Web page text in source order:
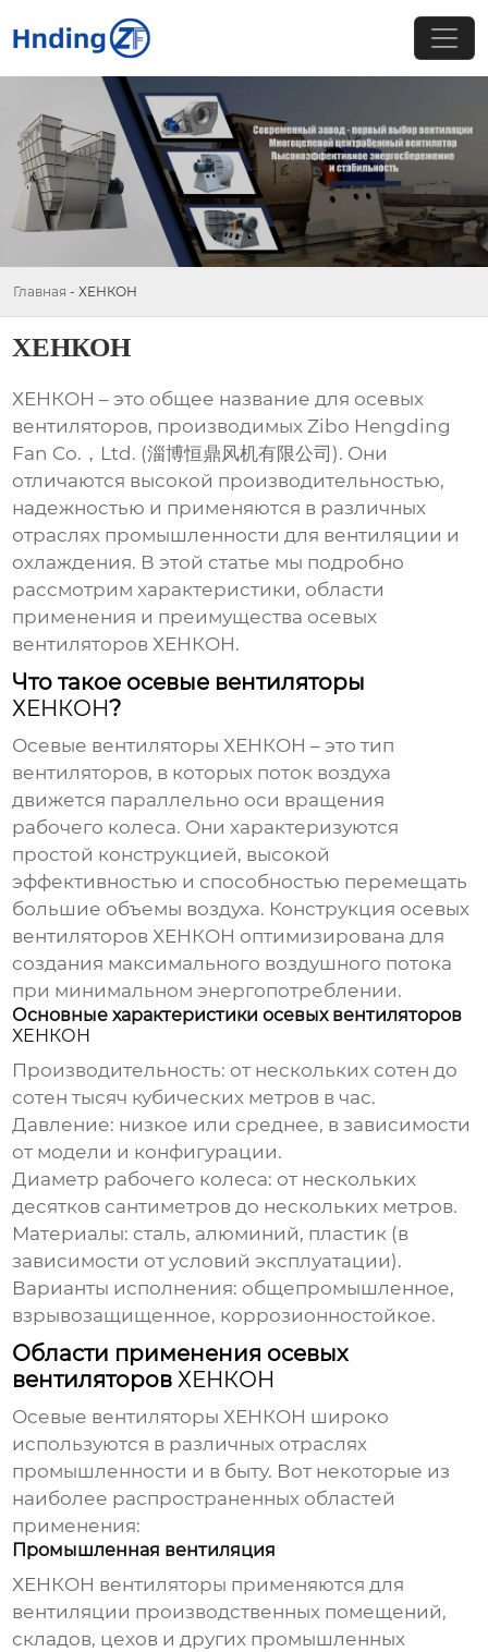
Главная - ХЕНКОН
ХЕНКОН
ХЕНКОН – это общее название для осевых
вентиляторов, производимых Zibo Hengding
Fan Co.，Ltd. (淄博恒鼎风机有限公司). Они
отличаются высокой производительностью,
надежностью и применяются в различных
отраслях промышленности для вентиляции и
охлаждения. В этой статье мы подробно
рассмотрим характеристики, области
применения и преимущества осевых
вентиляторовХЕНКОН.
Что такое осевые вентиляторы
ХЕНКОН?
Осевые вентиляторыХЕНКОН – это тип
вентиляторов, в которых поток воздуха
движется параллельно оси вращения
рабочего колеса. Они характеризуются
простой конструкцией, высокой
эффективностью и способностью перемещать
большие объемы воздуха. Конструкция осевых
вентиляторовХЕНКОН оптимизирована для
создания максимального воздушного потока
при минимальном энергопотреблении.
Основные характеристики осевых вентиляторов
ХЕНКОН
Производительность: от нескольких сотен до
сотен тысяч кубических метров в час.
Давление: низкое или среднее, в зависимости
от модели и конфигурации.
Диаметр рабочего колеса: от нескольких
десятков сантиметров до нескольких метров.
Материалы: сталь, алюминий, пластик (в
зависимости от условий эксплуатации).
Варианты исполнения: общепромышленное,
взрывозащищенное, коррозионностойкое.
Области применения осевых
вентиляторовХЕНКОН
Осевые вентиляторыХЕНКОН широко
используются в различных отраслях
промышленности и в быту. Вот некоторые из
наиболее распространенных областей
применения:
Промышленная вентиляция
ХЕНКОН вентиляторы применяются для
вентиляции производственных помещений,
складов, цехов и других промышленных